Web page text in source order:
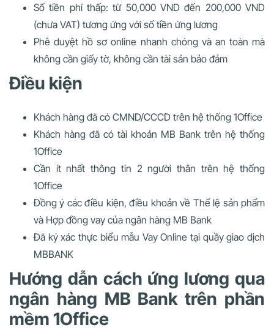
Số tiền phí thấp: từ 50,000 VND đến 200,000 VND
(chưa VAT) tương ứng với số tiền ứng lương
Phê duyệt hồ sơ online nhanh chóng và an toàn mà
không cần giấy tờ, không cần tài sản bảo đảm
Điều kiện
Khách hàng đã có CMND/CCCD trên hệ thống 1Office
Khách hàng đã có tài khoản MB Bank trên hệ thống
1Office
Cần ít nhất thông tin 2 người thân trên hệ thống
1Office
Đồng ý các điều kiện, điều khoản về Thể lệ sản phẩm
và Hợp đồng vay của ngân hàng MB Bank
Đã ký xác thực biểu mẫu Vay Online tại quầy giao dịch
MBBANK
Hướng dẫn cách ứng lương qua
ngân hàng MB Bank trên phần
mềm 1Office